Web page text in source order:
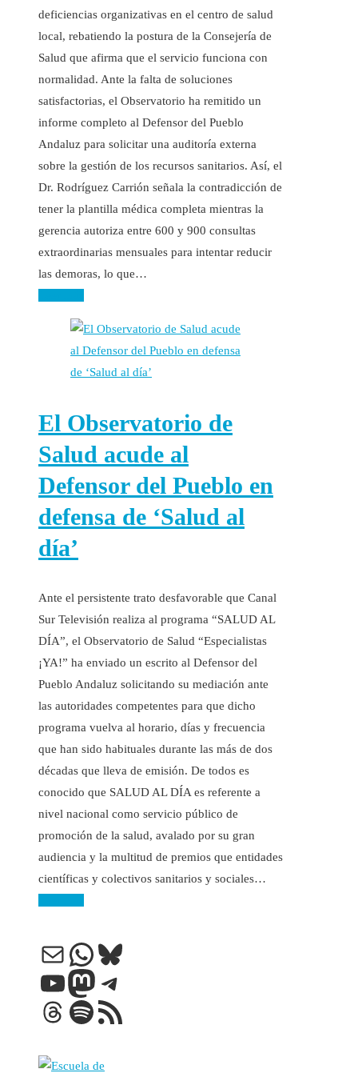
deficiencias organizativas en el centro de salud
local, rebatiendo la postura de la Consejería de
Salud que afirma que el servicio funciona con
normalidad. Ante la falta de soluciones
satisfactorias, el Observatorio ha remitido un
informe completo al Defensor del Pueblo
Andaluz para solicitar una auditoría externa
sobre la gestión de los recursos sanitarios. Así, el
Dr. Rodríguez Carrión señala la contradicción de
tener la plantilla médica completa mientras la
gerencia autoriza entre 600 y 900 consultas
extraordinarias mensuales para intentar reducir
las demoras, lo que…
El Observatorio de
Salud acude al
Defensor del Pueblo en
defensa de ‘Salud al
día’
Ante el persistente trato desfavorable que Canal
Sur Televisión realiza al programa “SALUD AL
DÍA”, el Observatorio de Salud “Especialistas
¡YA!” ha enviado un escrito al Defensor del
Pueblo Andaluz solicitando su mediación ante
las autoridades competentes para que dicho
programa vuelva al horario, días y frecuencia
que han sido habituales durante las más de dos
décadas que lleva de emisión. De todos es
conocido que SALUD AL DÍA es referente a
nivel nacional como servicio público de
promoción de la salud, avalado por su gran
audiencia y la multitud de premios que entidades
científicas y colectivos sanitarios y sociales…
Correo electrónico
WhatsApp
Bluesky
YouTube
Mastodon
Telegram
Threads
Spotify
Feed RSS